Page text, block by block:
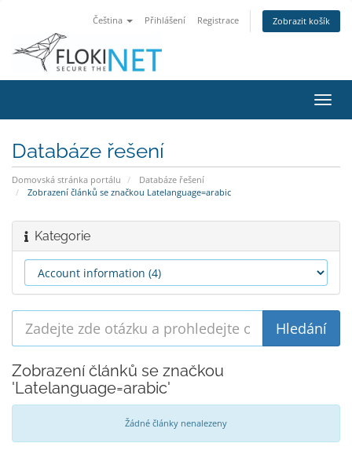
Čeština Přihlášení Registrace Zobrazit košík
Databáze řešení
Domovská stránka portálu
Databáze řešení
Zobrazení článků se značkou Latelanguage=arabic
Kategorie
Zobrazení článků se značkou
'Latelanguage=arabic'
Žádné články nenalezeny